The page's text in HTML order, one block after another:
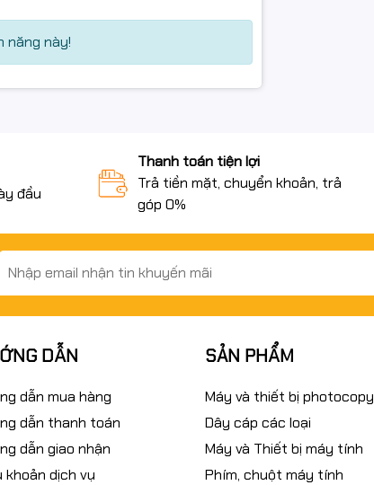
năng này!
đầu
Thanh toán tiện lợi
Trả tiền mặt, chuyển khoản, trả
góp 0%
DẪN
dẫn mua hàng
dẫn thanh toán
dẫn giao nhận
khoản dịch vụ
SẢN PHẨM
Máy và thiết bị photocopy
Dây cáp các loại
Máy và Thiết bị máy tính
Phím, chuột máy tính